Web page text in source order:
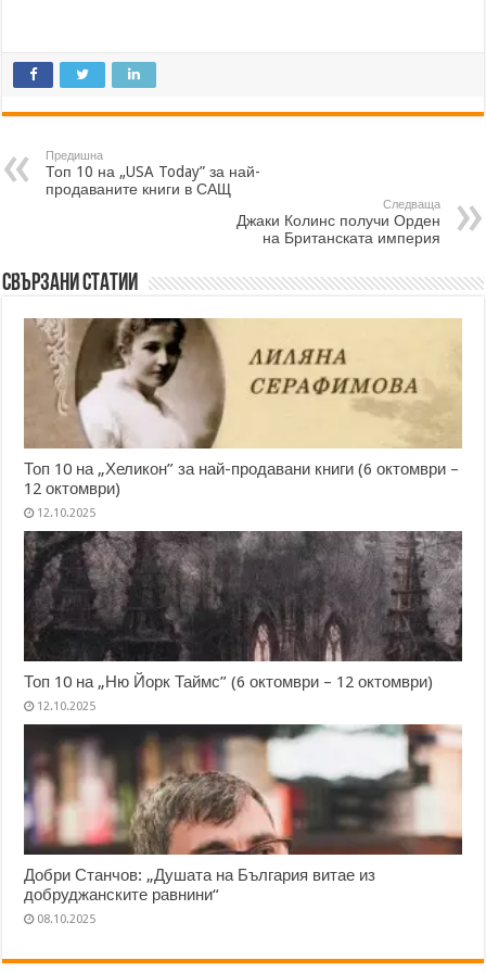
Предишна
Топ 10 на „USA Today” за най-
продаваните книги в САЩ
Следваща
Джаки Колинс получи Орден
на Британската империя
Свързани статии
Топ 10 на „Хеликон” за най-продавани книги (6 октомври –
12 октомври)
12.10.2025
Топ 10 на „Ню Йорк Таймс” (6 октомври – 12 октомври)
12.10.2025
Добри Станчов: „Душата на България витае из
добруджанските равнини“
08.10.2025